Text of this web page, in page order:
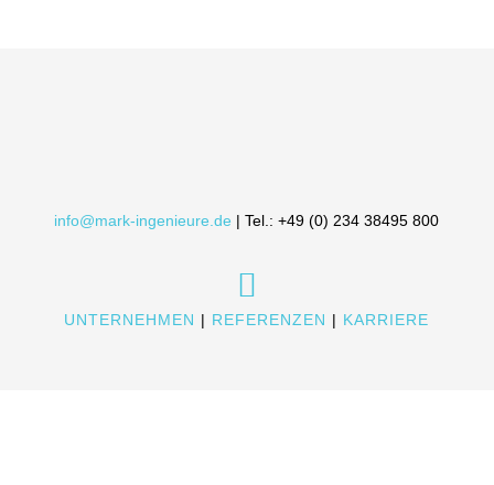
info@mark-ingenieure.de | Tel.:+49 (0) 234 38495 800

UNTERNEHMEN | REFERENZEN | KARRIERE